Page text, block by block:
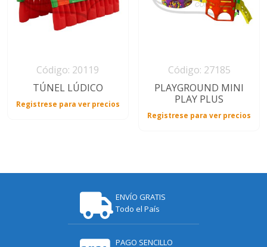
Código: 20119
TÚNEL LÚDICO
Registrese para ver precios
Código: 27185
PLAYGROUND MINI
PLAY PLUS
Registrese para ver precios
ENVÍO GRATIS
Todo el País
PAGO SENCILLO